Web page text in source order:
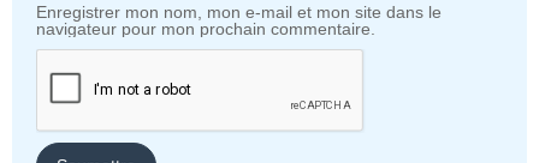
Enregistrer mon nom, mon e-mail et mon site dans le
navigateur pour mon prochain commentaire.